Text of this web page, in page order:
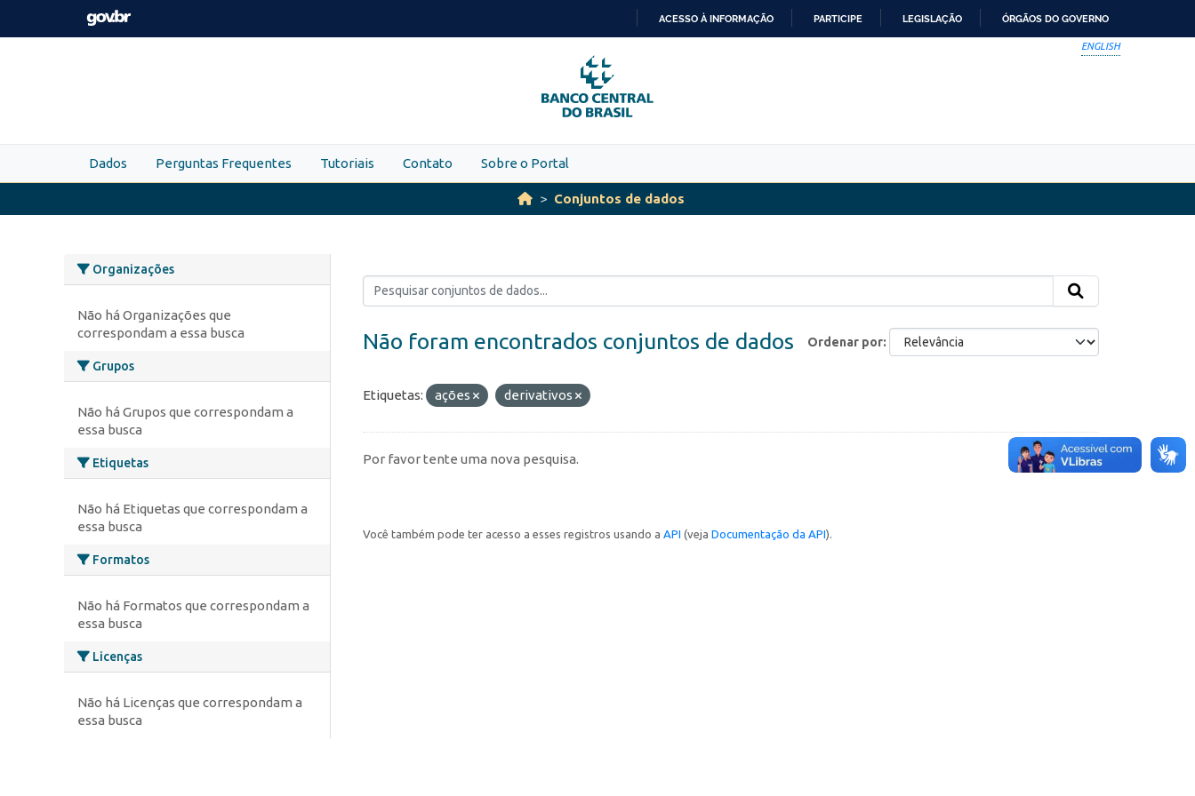
Skip to main content
PARA
O
CONTEÚDO
ACESSO À INFORMAÇÃO PARTICIPE LEGISLAÇÃO ÓRGÃOS DO GOVERNO
ENGLISH
Dados Perguntas Frequentes Tutoriais Contato Sobre o Portal
Conjuntos de dados
Organizações
Não há Organizações que
correspondam a essa busca
Grupos
Não há Grupos que correspondam a
essa busca
Etiquetas
Não há Etiquetas que correspondam a
essa busca
Formatos
Não há Formatos que correspondam a
essa busca
Licenças
Não há Licenças que correspondam a
essa busca
Ordenar por
Não foram encontrados conjuntos de dados
Etiquetas: ações derivativos
Por favor tente uma nova pesquisa.
Você também pode ter acesso a esses registros usando a API (veja Documentação da API).